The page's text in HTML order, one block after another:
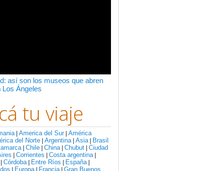
así son los museos que abren
Los Ángeles
tu viaje
| America del Sur| América
del Norte Argentina| Asia| Brasil
| Chile China| Chubut Ciudad
Corrientes Costa argentina|
Córdoba| Entre Ríos España|
Europa| Francia| Gran Buenos